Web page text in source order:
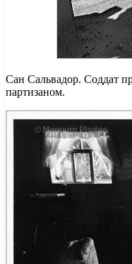
Сан Сальвадор. Соддат
партизаном.